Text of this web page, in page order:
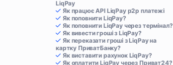
LiqPay
Як працює API LiqPay p2p платежі
Як поповнити LiqPay?
Як поповнити LiqPay через термінал?
Як вивести гроші з LiqPay?
Як переказати гроші з LiqPay на
картку ПриватБанку?
Як виставити рахунок LiqPay?
Як оплатити LiqPay через Приват24?